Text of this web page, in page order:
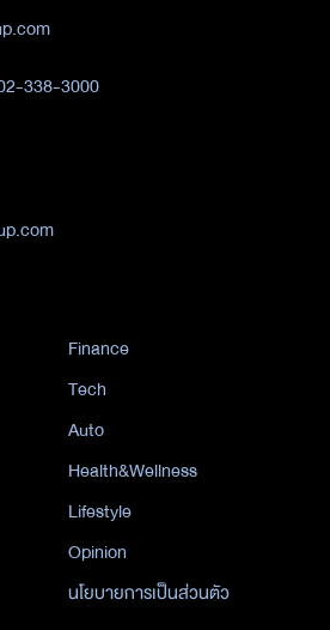
338-3000
Finance
Tech
Auto
Health&Wellness
Lifestyle
Opinion
นโยบายการเป็นส่วนตัว